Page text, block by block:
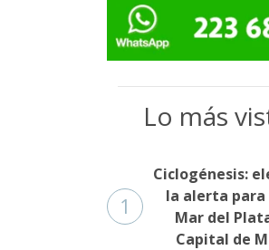
Lo más
1
Ciclogénesis:
la alerta para
Mar del
Capital de